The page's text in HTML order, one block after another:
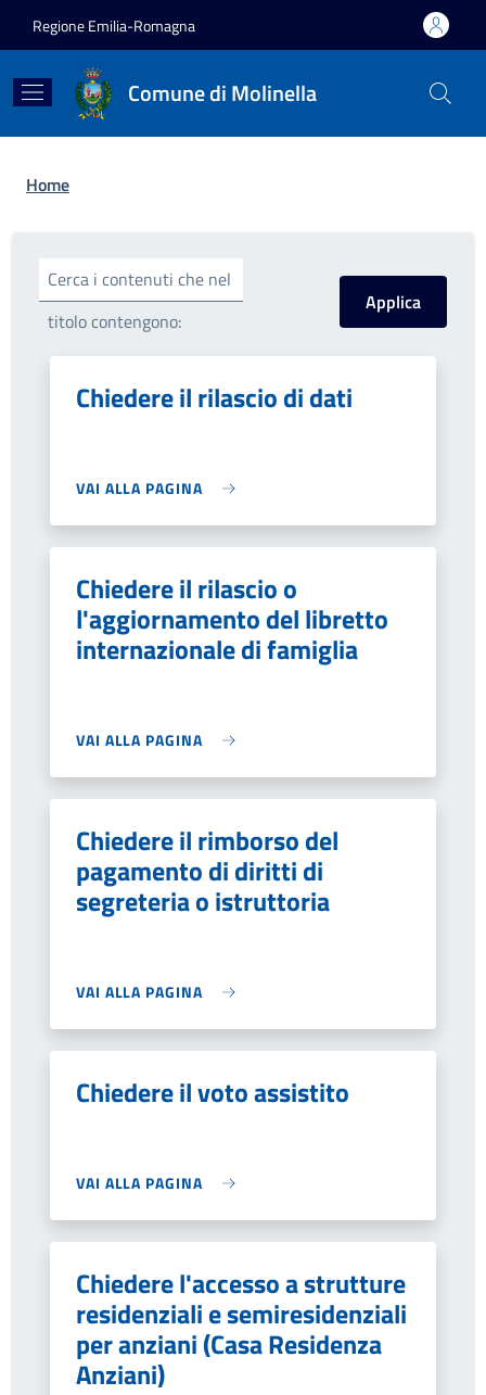
Regione Emilia-Romagna
Comune di Molinella
Briciole di pane
Home
Cerca i contenuti che nel
titolo contengono:
Chiedere il rilascio di dati
VAI ALLA PAGINA
Chiedere il rilascio o
l'aggiornamento del libretto
internazionale di famiglia
VAI ALLA PAGINA
Chiedere il rimborso del
pagamento di diritti di
segreteria o istruttoria
VAI ALLA PAGINA
Chiedere il voto assistito
VAI ALLA PAGINA
Chiedere l'accesso a strutture
residenziali e semiresidenziali
per anziani (Casa Residenza
Anziani)